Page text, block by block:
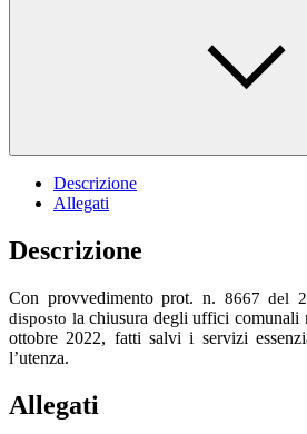
Descrizione
Allegati
Descrizione
Con provvedimento prot. n. 8667 del
disposto la chiusura degli uffici comunali
ottobre 2022, fatti salvi i servizi
l’utenza.
Allegati